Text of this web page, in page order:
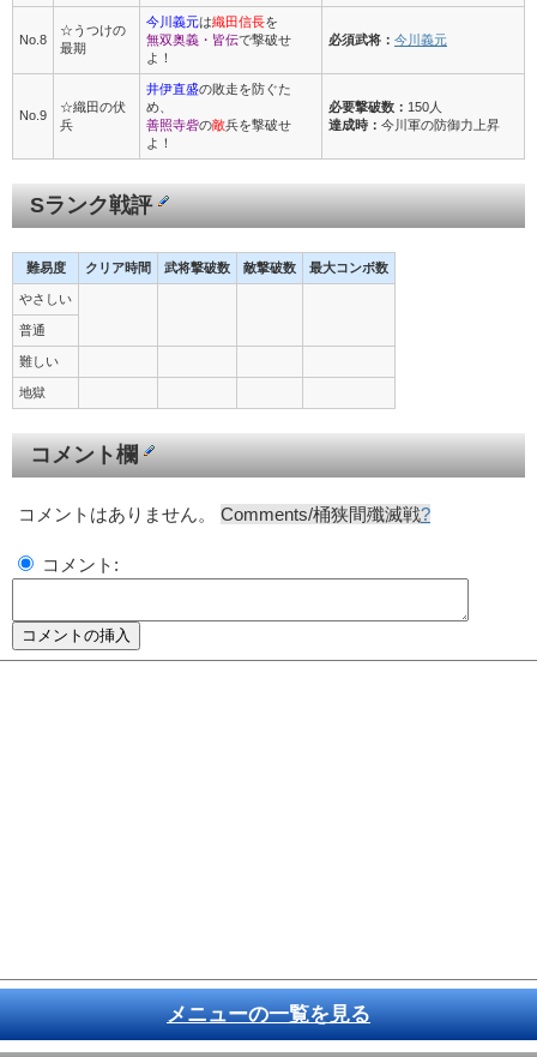
No.8
☆うつけの
最期
今川義元は織田信長を
無双奥義・皆伝で撃破せ
よ！
必須武将： 今川義元
No.9
☆織田の伏
兵
井伊直盛の敗走を防ぐた
め、
善照寺砦の敵兵を撃破せ
よ！
必要撃破数： 150人
達成時： 今川軍の防御力上昇
Sランク戦評
難易度 クリア時間 武将撃破数 敵撃破数 最大コンボ数
やさしい
普通
難しい
地獄
コメント欄
コメントはありません。 Comments/桶狭間殲滅戦?
コメント:
メニューの一覧を見る